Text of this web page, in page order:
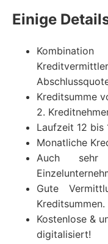
Einige
Kreditsumme
2.
Laufzeit 12 bis
Monatliche
Auch
Gute
Kreditsummen.
Kostenlose &
digitalisiert!